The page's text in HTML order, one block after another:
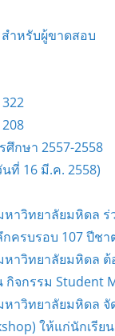
ำหรับผู้ขาดสอบ
ศึกษา 2557-2558
ที่ 16 มี.ค. 2558)
วิทยาลัยมหิดล ร่
ครบรอบ 107 ปีชา
าวิทยาลัยมหิดล ต้
กิจกรรม Student
าวิทยาลัยมหิดล จั
ให้แก่นักเรี